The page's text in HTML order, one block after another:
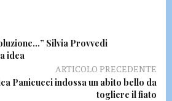
Silvia Provvedi
idea
ARTICOLO PRECEDENTE
Panicucci indossa un abito bello da
togliere il fiato